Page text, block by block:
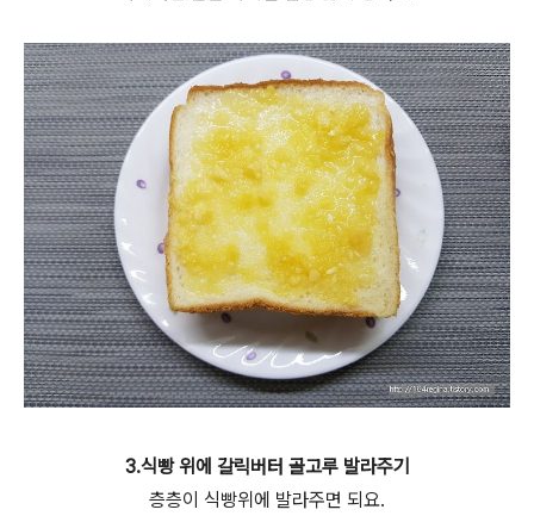
3.식빵 위에 갈릭버터 골고루 발라주기
층층이 식빵위에 발라주면 되요.